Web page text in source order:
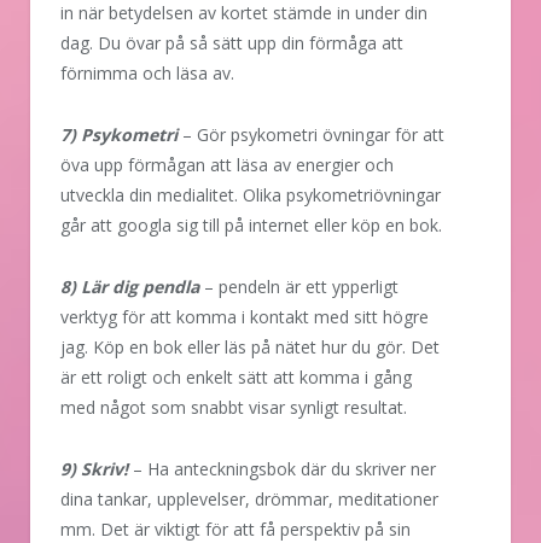
in när betydelsen av kortet stämde in under din
dag. Du övar på så sätt upp din förmåga att
förnimma och läsa av.
7) Psykometri – Gör psykometri övningar för att
öva upp förmågan att läsa av energier och
utveckla din medialitet. Olika psykometriövningar
går att googla sig till på internet eller köp en bok.
8) Lär dig pendla– pendeln är ett ypperligt
verktyg för att komma i kontakt med sitt högre
jag. Köp en bok eller läs på nätet hur du gör. Det
är ett roligt och enkelt sätt att komma i gång
med något som snabbt visar synligt resultat.
9) Skriv!– Ha anteckningsbok där du skriver ner
dina tankar, upplevelser, drömmar, meditationer
mm. Det är viktigt för att få perspektiv på sin